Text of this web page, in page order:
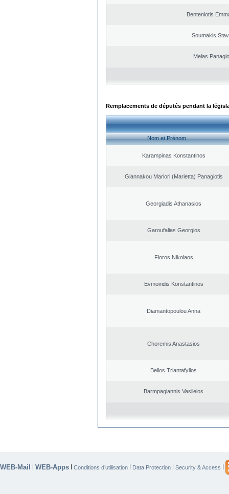
Benteniotis
Soumakis
Melas
Remplacements de députés pendant la
Nom et Prénom
Karampinas Konstantinos
Giannakou Mariori (Marietta) Panagiotis
Georgiadis Athanasios
Garoufalias Georgios
Floros Nikolaos
Evmoiridis Konstantinos
Diamantopoulou Anna
Choremis Anastasios
Bellos Triantafyllos
Barmpagiannis Vasileios
WEB-Mail | WEB-Apps | Conditions d’utilisation | Data Protection | Security & Access |